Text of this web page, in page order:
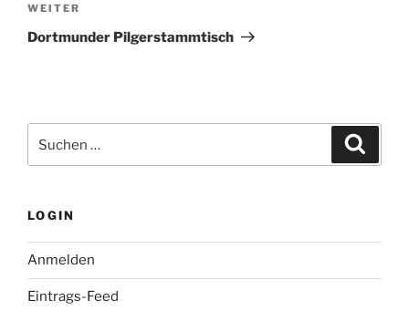
Nächster
Beitrag
WEITER
Dortmunder Pilgerstammtisch
nach:
LOGIN
Anmelden
Eintrags-Feed